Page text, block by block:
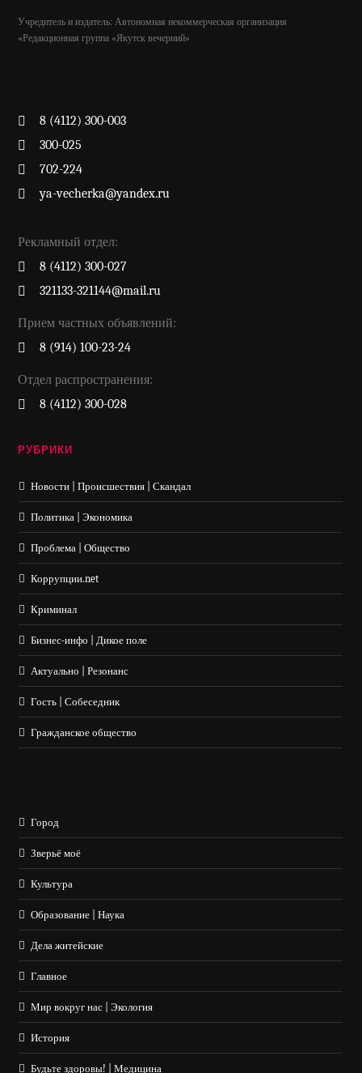
Учредитель и издатель: Автономная некоммерческая организация
«Редакционная группа «Якутск вечерний»
8 (4112) 300-003
300-025
702-224
ya-vecherka@yandex.ru
Рекламный отдел:
8 (4112) 300-027
321133-321144@mail.ru
Прием частных объявлений:
8 (914) 100-23-24
Отдел распространения:
8 (4112) 300-028
РУБРИКИ
Новости | Происшествия | Скандал
Политика | Экономика
Проблема | Общество
Коррупции.net
Криминал
Бизнес-инфо | Дикое поле
Актуально | Резонанс
Гость | Собеседник
Гражданское общество
Город
Зверьё моё
Культура
Образование | Наука
Дела житейские
Главное
Мир вокруг нас | Экология
История
Будьте здоровы! | Медицина